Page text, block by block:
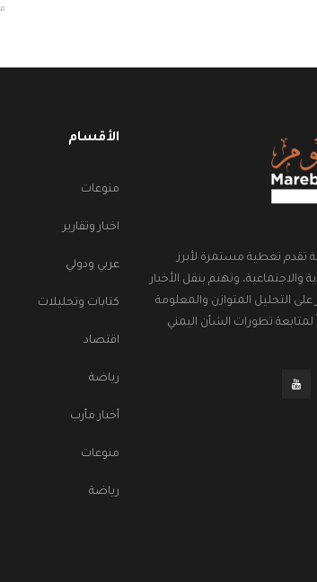
تقدم تغطية مستمرة لأبرز
والاجتماعية، وتهتم بنقل الأخبار
التحليل المتوازن والمعلومة
تطورات الشأن اليمني
الأقسام
منوعات
اخبار وتقارير
عربي ودولي
كتابات وتحليلات
اقتصاد
رياضة
أخبار مأرب
منوعات
رياضة